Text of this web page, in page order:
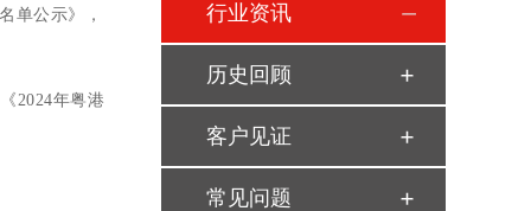
单公示》，
2024年粤港
行业资讯
历史回顾
客户见证
常见问题